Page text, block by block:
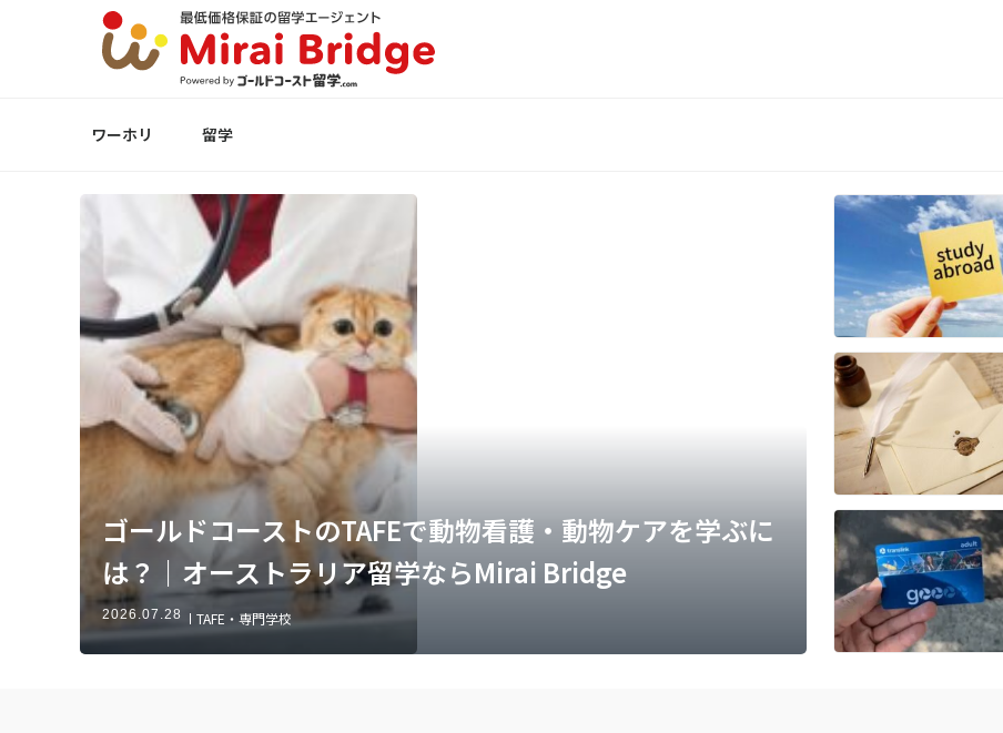
ワーホリ 留学
ゴールドコーストのTAFEで動物看護・動物ケアを学ぶに
は？｜オーストラリア留学ならMirai Bridge
2026.07.28 TAFE・専門学校